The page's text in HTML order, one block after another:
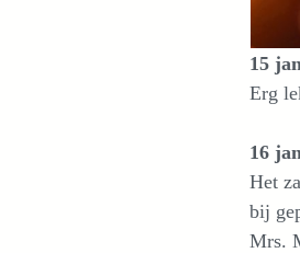
15
Erg
16
Het
bij
Mrs.